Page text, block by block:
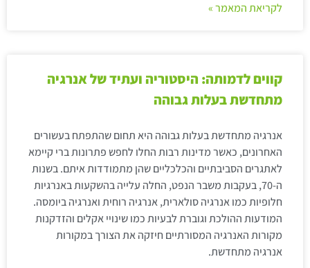
לקריאת המאמר »
קווים לדמותה: היסטוריה ועתיד של אנרגיה
מתחדשת בעלות גבוהה
אנרגיה מתחדשת בעלות גבוהה היא תחום שהתפתח בעשורים
האחרונים, כאשר מדינות רבות החלו לחפש פתרונות ברי קיימא
לאתגרים הסביבתיים והכלכליים שהן מתמודדות איתם. בשנות
ה-70, בעקבות משבר הנפט, החלה עלייה בהשקעות באנרגיות
חלופיות כמו אנרגיה סולארית, אנרגיה רוחית ואנרגיה ביומסה.
המודעות ההולכת וגוברת לבעיות כמו שינויי אקלים והזדקנות
מקורות האנרגיה המסורתיים חיזקה את הצורך במקורות
אנרגיה מתחדשת.